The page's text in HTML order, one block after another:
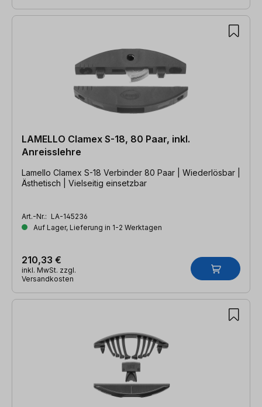
LAMELLO Clamex S-18, 80 Paar, inkl.
Anreisslehre
Lamello Clamex S-18 Verbinder 80 Paar | Wiederlösbar |
Ästhetisch | Vielseitig einsetzbar
Art.-Nr.: LA-145236
Auf Lager, Lieferung in 1-2 Werktagen
210,33 €
inkl. MwSt. zzgl.
Versandkosten